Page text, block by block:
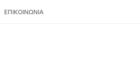
ΕΠΙΚΟΙΝΩΝΙΑ